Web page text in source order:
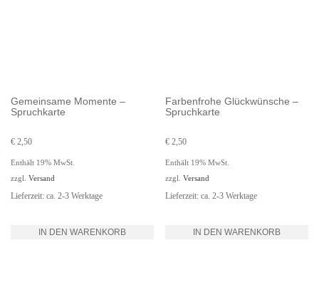
Gemeinsame Momente –
Spruchkarte
€ 2,50
Enthält 19% MwSt.
zzgl. Versand
Lieferzeit: ca. 2-3 Werktage
IN DEN WARENKORB
Farbenfrohe Glückwünsche –
Spruchkarte
€ 2,50
Enthält 19% MwSt.
zzgl.Versand
Lieferzeit: ca. 2-3 Werktage
IN DEN WARENKORB